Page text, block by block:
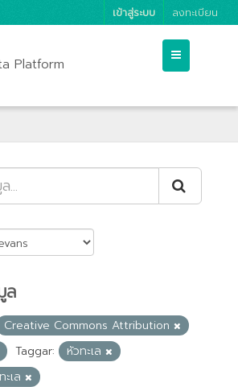
เข้าสู่ระบบ ลงทะเบียน
Platform
ล
Creative Commons Attribution
Taggar:
หัวทะเล
เล